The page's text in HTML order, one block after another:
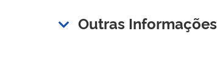
Outras Informações